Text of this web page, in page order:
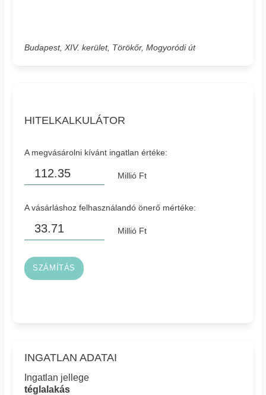
Budapest, XIV. kerület, Törökőr, Mogyoródi út
HITELKALKULÁTOR
A megvásárolni kívánt ingatlan értéke:
Millió Ft
A vásárláshoz felhasználandó önerő mértéke:
Millió Ft
SZÁMÍTÁS
INGATLAN ADATAI
Ingatlan jellege
téglalakás